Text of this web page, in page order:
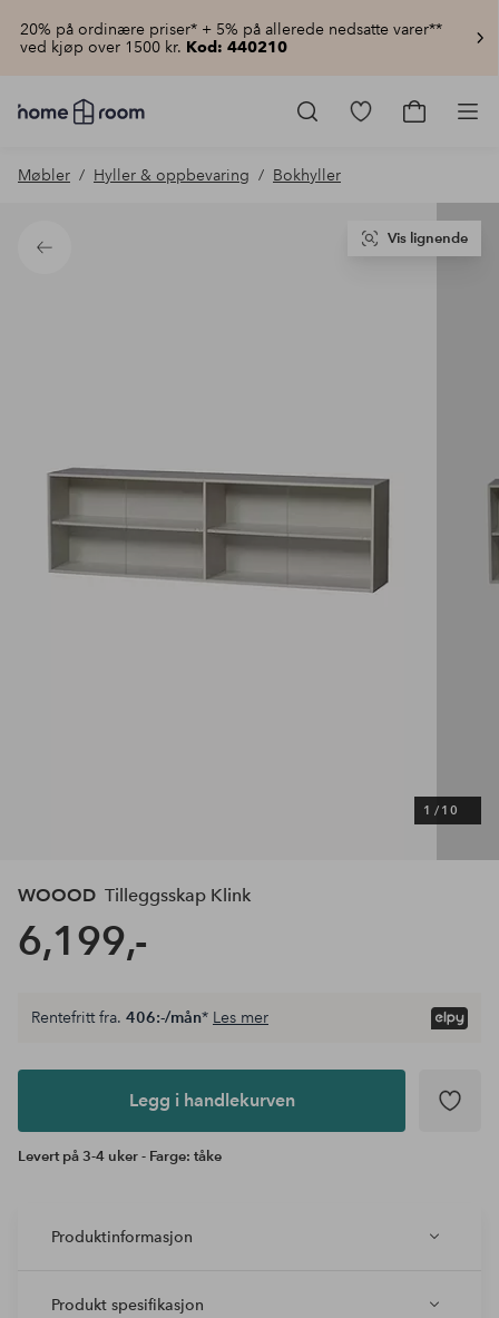
20% på ordinære priser* + 5% på allerede nedsatte varer**
ved kjøp over 1500 kr. Kod: 440210
Homeroom
–
hjemmet
pris
Gå
Gå
Møbler Hyller & oppbevaring Bokhyller
Tilbake
1 / 10
Vis lignende
WOOOD Tilleggsskap Klink
6,199,-
Legg i
Rentefritt fra. 406:-/mån* Les mer
Legg i handlekurven
Levert på 3-4 uker - Farge: tåke
Produktinformasjon
Produkt spesifikasjon